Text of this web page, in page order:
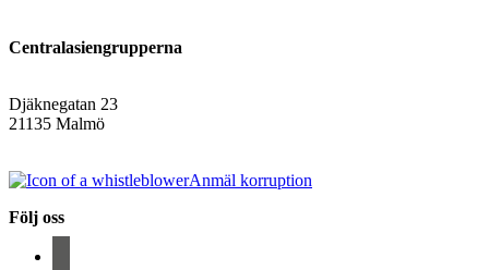
Centralasiengrupperna
Djäknegatan 23
21135 Malmö
Anmäl korruption
Följ oss